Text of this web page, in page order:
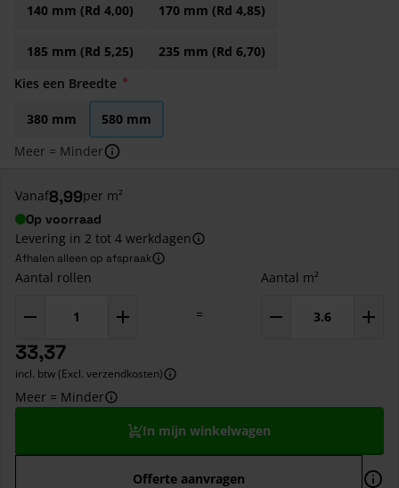
140 mm (Rd 4,00) 170 mm (Rd 4,85)
185 mm (Rd 5,25)
235 mm (Rd 6,70)
Kies een Breedte
380 mm
580 mm
Meer = Minder
Vanaf8,99per m²
Op voorraad
Levering in 2 tot 4 werkdagen
Afhalen alleen op afspraak
Aantal rollen
=
Aantal m²
33,37
incl. btw (Excl. verzendkosten)
Meer = Minder
In mijn winkelwagen
Offerte aanvragen